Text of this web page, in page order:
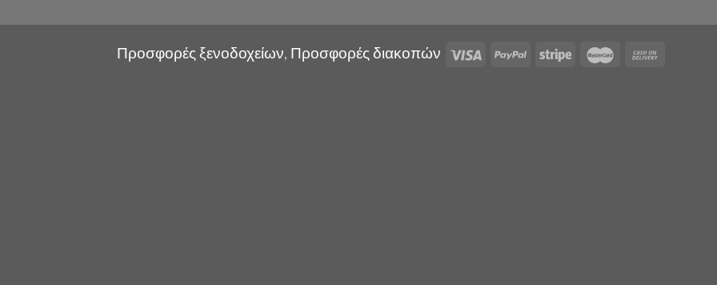
Προσφορές ξενοδοχείων, Προσφορές διακοπών